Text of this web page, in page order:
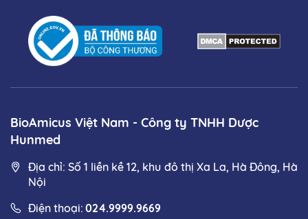
BioAmicus Việt Nam - Công ty TNHH Dược
Hunmed
Địa chỉ: Số 1 liền kề 12, khu đô thị Xa La, Hà Đông, Hà
Nội
Điện thoại: 024.9999.9669